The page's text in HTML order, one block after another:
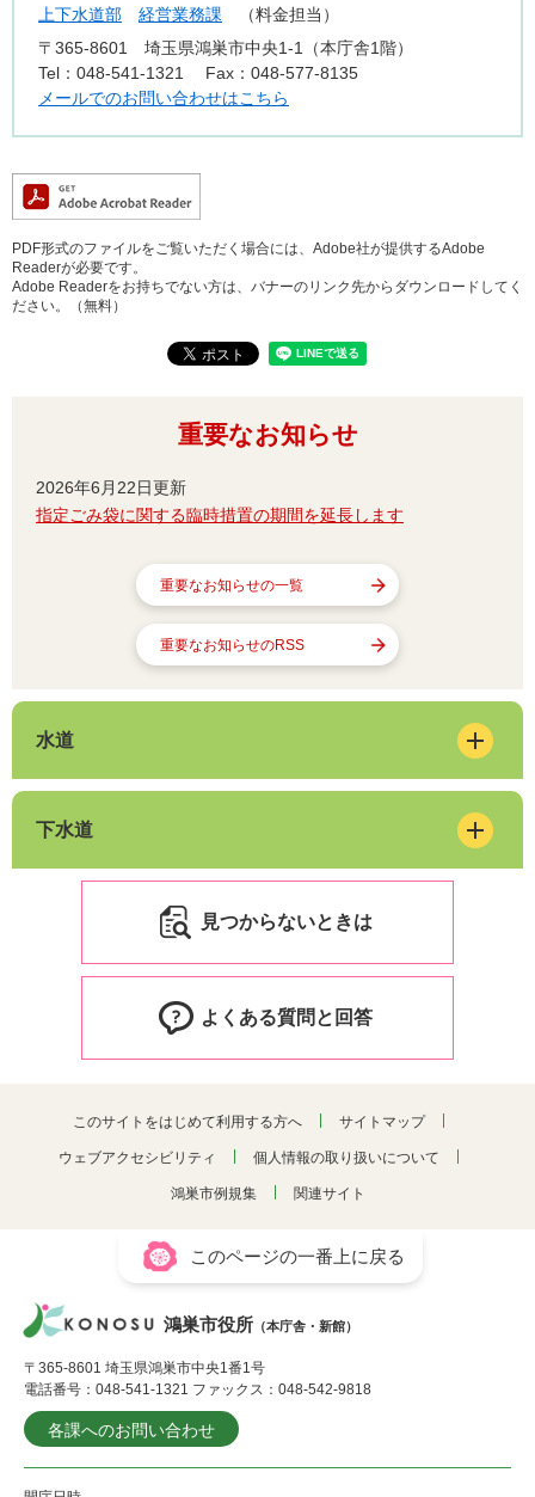
上下水道部 経営業務課
料金担当
〒365-8601
埼玉県鴻巣市中央1-1（本庁舎1階）
Tel：048-541-1321
Fax：048-577-8135
メールでのお問い合わせはこちら
PDF形式のファイルをご覧いただく場合には、Adobe社が提供するAdobe
Readerが必要です。
Adobe Readerをお持ちでない方は、バナーのリンク先からダウンロードしてく
ださい。（無料）
重要なお知らせ
2026年6月22日更新
指定ごみ袋に関する臨時措置の期間を延長します
重要なお知らせの一覧
重要なお知らせのRSS
水道
下水道
見つからないときは
よくある質問と回答
このサイトをはじめて利用する方へ サイトマップ
ウェブアクセシビリティ 個人情報の取り扱いについて
鴻巣市例規集 関連サイト
このページの一番上に戻る
鴻巣市役所 （本庁舎・新館）
〒365-8601 埼玉県鴻巣市中央1番1号
電話番号：048-541-1321 ファックス：048-542-9818
各課へのお問い合わせ